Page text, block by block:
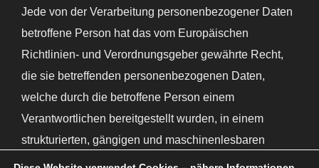
Jede von der Verarbeitung personenbezogener Daten
betroffene Person hat das vom Europäischen
Richtlinien- und Verordnungsgeber gewährte Recht,
die sie betreffenden personenbezogenen Daten,
welche durch die betroffene Person einem
Verantwortlichen bereitgestellt wurden, in einem
strukturierten, gängigen und maschinenlesbaren
Format zu erhalten. Sie hat außerdem das Recht,